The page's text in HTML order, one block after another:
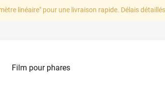
linéaire" pour une livraison rapide. Délais
Film pour phares